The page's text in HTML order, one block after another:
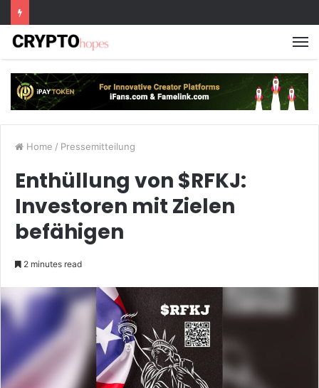
Home / Pressemitteilung
Enthüllung von $RFKJ:
Investoren mit Zielen
befähigen
2 minutes read